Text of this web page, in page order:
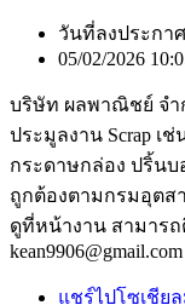
วันที่ลงประกา
05/02/2026
บริษัท ผลพาณิชย์ จำ
ประมูลงาน Scrap เ
กระดาษกล่อง ปริ้นบ
ถูกต้องตามกรมอุตส
ดูที่หน้างาน สามารถ
kean9906@gmail.com
แชร์ไปโซเชียล